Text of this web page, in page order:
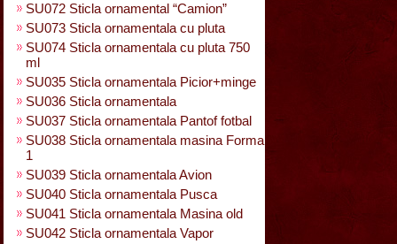
SU072 Sticla ornamental “Camion”
SU073 Sticla ornamentala cu pluta
SU074 Sticla ornamentala cu pluta 750
ml
SU035 Sticla ornamentala Picior+minge
SU036 Sticla ornamentala
SU037 Sticla ornamentala Pantof fotbal
SU038 Sticla ornamentala masina Forma
1
SU039 Sticla ornamentala Avion
SU040 Sticla ornamentala Pusca
SU041 Sticla ornamentala Masina old
SU042 Sticla ornamentala Vapor